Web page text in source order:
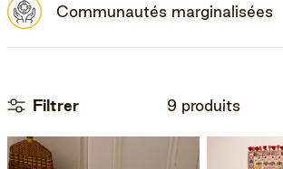
Communautés marginalisées
Filtrer 9 produits